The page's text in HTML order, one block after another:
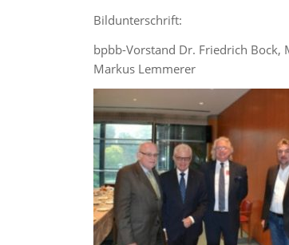
Bildunterschrift:
bpbb-Vorstand Dr. Friedrich Bock,
Markus Lemmerer